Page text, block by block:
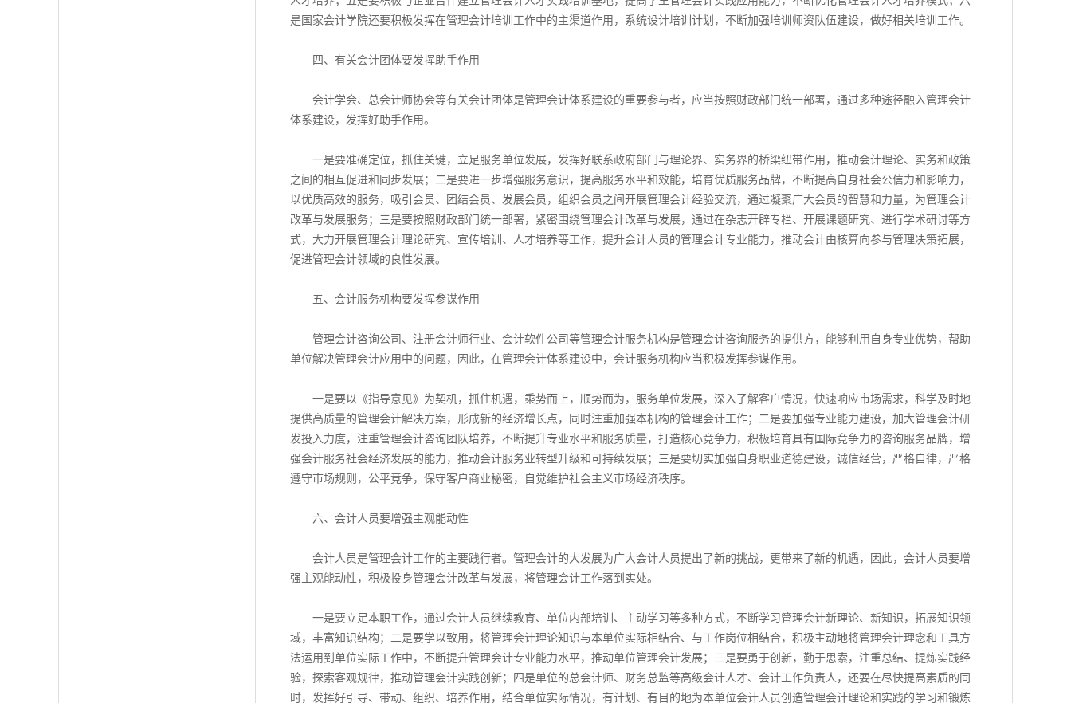
是国家会计学院还要积极发挥在管理会计培训工作中的主渠道作用，系统设计培训计划，不断加强培训师资队伍建设，做好相关培训工作。
四、有关会计团体要发挥助手作用
会计学会、总会计师协会等有关会计团体是管理会计体系建设的重要参与者，应当按照财政部门统一部署，通过多种途径融入管理会计
体系建设，发挥好助手作用。
一是要准确定位，抓住关键，立足服务单位发展，发挥好联系政府部门与理论界、实务界的桥梁纽带作用，推动会计理论、实务和政策
之间的相互促进和同步发展；二是要进一步增强服务意识，提高服务水平和效能，培育优质服务品牌，不断提高自身社会公信力和影响力，
以优质高效的服务，吸引会员、团结会员、发展会员，组织会员之间开展管理会计经验交流，通过凝聚广大会员的智慧和力量，为管理会计
改革与发展服务；三是要按照财政部门统一部署，紧密围绕管理会计改革与发展，通过在杂志开辟专栏、开展课题研究、进行学术研讨等方
式，大力开展管理会计理论研究、宣传培训、人才培养等工作，提升会计人员的管理会计专业能力，推动会计由核算向参与管理决策拓展，
促进管理会计领域的良性发展。
五、会计服务机构要发挥参谋作用
管理会计咨询公司、注册会计师行业、会计软件公司等管理会计服务机构是管理会计咨询服务的提供方，能够利用自身专业优势，帮助
单位解决管理会计应用中的问题，因此，在管理会计体系建设中，会计服务机构应当积极发挥参谋作用。
一是要以《指导意见》为契机，抓住机遇，乘势而上，顺势而为，服务单位发展，深入了解客户情况，快速响应市场需求，科学及时地
提供高质量的管理会计解决方案，形成新的经济增长点，同时注重加强本机构的管理会计工作；二是要加强专业能力建设，加大管理会计研
发投入力度，注重管理会计咨询团队培养，不断提升专业水平和服务质量，打造核心竞争力，积极培育具有国际竞争力的咨询服务品牌，增
强会计服务社会经济发展的能力，推动会计服务业转型升级和可持续发展；三是要切实加强自身职业道德建设，诚信经营，严格自律，严格
遵守市场规则，公平竞争，保守客户商业秘密，自觉维护社会主义市场经济秩序。
六、会计人员要增强主观能动性
会计人员是管理会计工作的主要践行者。管理会计的大发展为广大会计人员提出了新的挑战，更带来了新的机遇，因此，会计人员要增
强主观能动性，积极投身管理会计改革与发展，将管理会计工作落到实处。
一是要立足本职工作，通过会计人员继续教育、单位内部培训、主动学习等多种方式，不断学习管理会计新理论、新知识，拓展知识领
域，丰富知识结构；二是要学以致用，将管理会计理论知识与本单位实际相结合、与工作岗位相结合，积极主动地将管理会计理念和工具方
法运用到单位实际工作中，不断提升管理会计专业能力水平，推动单位管理会计发展；三是要勇于创新，勤于思索，注重总结、提炼实践经
验，探索客观规律，推动管理会计实践创新；四是单位的总会计师、财务总监等高级会计人才、会计工作负责人，还要在尽快提高素质的同
时，发挥好引导、带动、组织、培养作用，结合单位实际情况，有计划、有目的地为本单位会计人员创造管理会计理论和实践的学习和锻炼